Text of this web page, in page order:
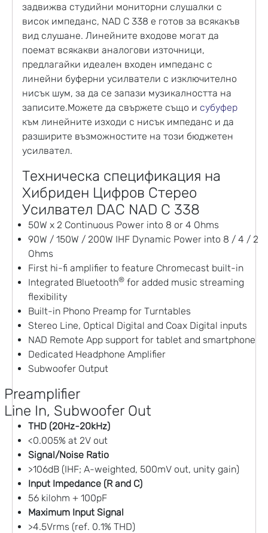
задвижва студийни мониторни слушалки с
висок импеданс, NAD C 338 е готов за всякакъв
вид слушане. Линейните входове могат да
поемат всякакви аналогови източници,
предлагайки идеален входен импеданс с
линейни буферни усилватели с изключително
нисък шум, за да се запази музикалността на
записите.Можете да свържете също и субуфер
към линейните изходи с нисък импеданс и да
разширите възможностите на този бюджетен
усилвател.
Техническа спецификация на
Хибриден Цифров Стерео
Усилвател DAC NAD C 338
50W x 2 Continuous Power into 8 or 4 Ohms
90W / 150W / 200W IHF Dynamic Power into 8 / 4 / 2
Ohms
First hi-fi amplifier to feature Chromecast built-in
Integrated Bluetooth® for added music streaming
flexibility
Built-in Phono Preamp for Turntables
Stereo Line, Optical Digital and Coax Digital inputs
NAD Remote App support for tablet and smartphone
Dedicated Headphone Amplifier
Subwoofer Output
Preamplifier
Line In, Subwoofer Out
THD (20Hz-20kHz)
<0.005% at 2V out
Signal/Noise Ratio
>106dB (IHF; A-weighted, 500mV out, unity gain)
Input Impedance (R and C)
56 kilohm + 100pF
Maximum Input Signal
>4.5Vrms (ref. 0.1% THD)